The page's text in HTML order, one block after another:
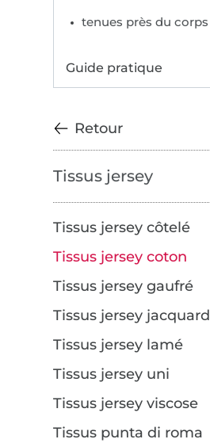
tenues près du corps
Guide pratique
Retour
Tissus jersey
Tissus jersey côtelé
Tissus jersey coton
Tissus jersey gaufré
Tissus jersey jacquard
Tissus jersey lamé
Tissus jersey uni
Tissus jersey viscose
Tissus punta di roma